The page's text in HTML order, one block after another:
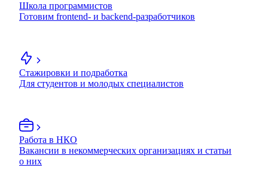
Школа программистов
Готовим frontend- и backend-разработчиков
Стажировки и подработка
Для студентов и молодых специалистов
Работа в НКО
Вакансии в некоммерческих организациях и статьи
о них